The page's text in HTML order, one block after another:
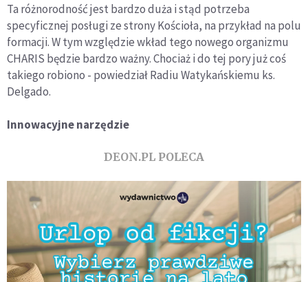
Ta różnorodność jest bardzo duża i stąd potrzeba
specyficznej posługi ze strony Kościoła, na przykład na polu
formacji. W tym względzie wkład tego nowego organizmu
CHARIS będzie bardzo ważny. Chociaż i do tej pory już coś
takiego robiono - powiedział Radiu Watykańskiemu ks.
Delgado.
Innowacyjne narzędzie
DEON.PL POLECA